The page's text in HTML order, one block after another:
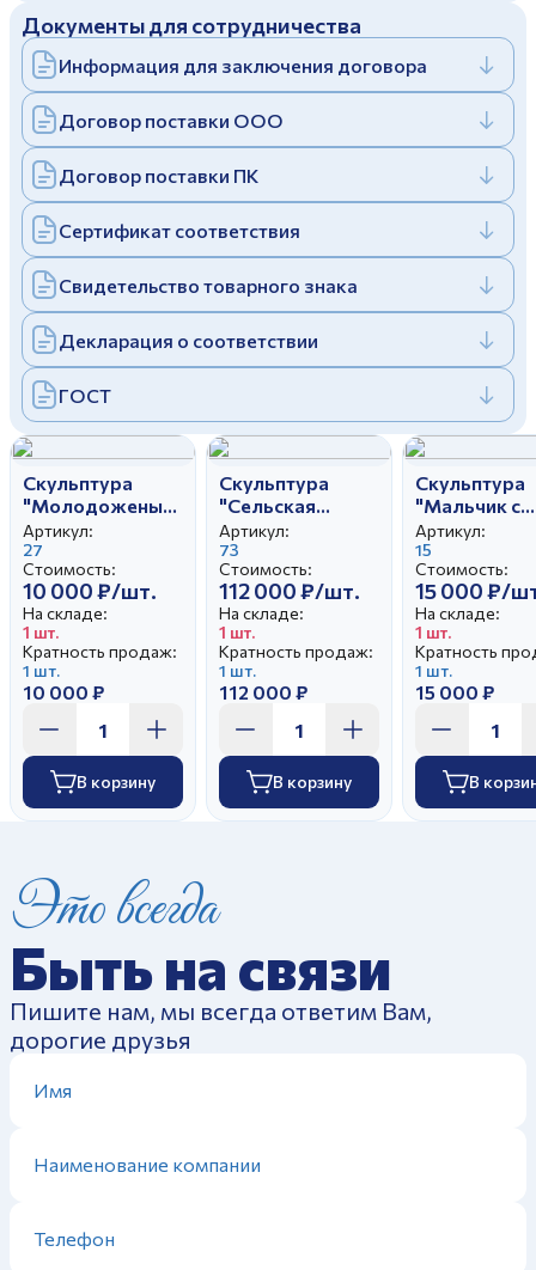
Отправить
Заполняя и отправляя форму, вы соглашаетесь
cполитикой конфиденциальности
Заполняя и отправляя форму, вы соглашаетесь
cполитикой конфиденциальности
Дулевский фарфоровый завод ©
Политика конфиденциальности
Документы для сотрудничества
Информация для заключения договора
Договор поставки ООО
Договор поставки ПК
Сертификат соответствия
Свидетельство товарного знака
Декларация о соответствии
ГОСТ
Скульптура
"Молодожены"
автор
Бржезицкая А.Д.
Артикул:
27
Стоимость:
10 000 ₽/шт.
На складе:
1 шт.
Кратность продаж:
1 шт.
10 000 ₽
В корзину
Скульптура
"Сельская
свадьба" автор
Гатилова Е.И.
Артикул:
73
Стоимость:
112 000 ₽/шт.
На складе:
1 шт.
Кратность продаж:
1 шт.
112 000 ₽
В корзину
Скульптура
"Мальчик с
бубном"
Малышева
Артикул:
15
Стоимость:
15 000 ₽/
На складе:
1 шт.
Кратность
1 шт.
15 000 ₽
В
Это всегда
Быть на связи
Пишите нам, мы всегда ответим Вам,
дорогие друзья